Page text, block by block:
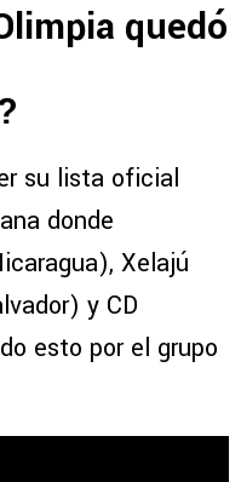
quedó
su lista oficial
donde
Xelajú
y CD
esto por el grupo